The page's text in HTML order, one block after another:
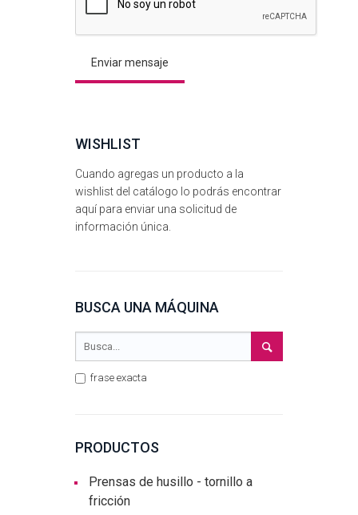
WISHLIST
Cuando agregas un producto a la
wishlist del catálogo lo podrás encontrar
aquí para enviar una solicitud de
información única.
BUSCA UNA MÁQUINA
frase exacta
PRODUCTOS
Prensas de husillo - tornillo a
fricción